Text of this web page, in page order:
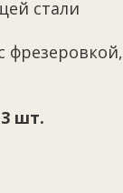
стали
фрезеровкой,
шт.